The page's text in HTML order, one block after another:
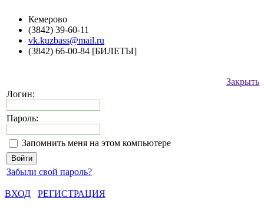
Кемерово
(3842) 39-60-11
vk.kuzbass@mail.ru
(3842) 66-00-84 [БИЛЕТЫ]
Закрыть
Логин:
Пароль:
Запомнить меня на этом компьютере
Забыли свой пароль?
ВХОД
РЕГИСТРАЦИЯ